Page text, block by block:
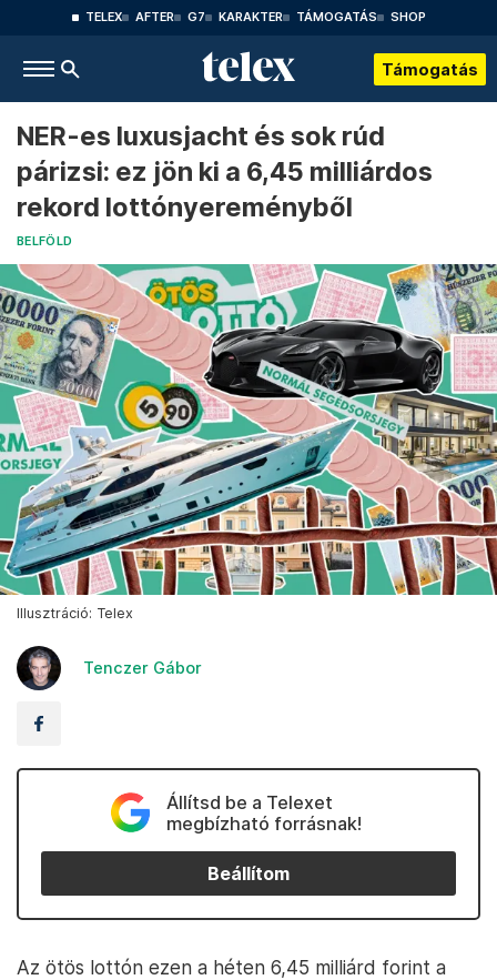
TELEX AFTER G7 KARAKTER TÁMOGATÁS SHOP
Támogatás
NER-es luxusjacht és sok rúd
párizsi: ez jön ki a 6,45 milliárdos
rekord lottónyereményből
BELFÖLD
Illusztráció: Telex
Tenczer Gábor
Állítsd be a Telexet
megbízható forrásnak!
Beállítom
Az ötös lottón ezen a héten 6,45 milliárd forint a